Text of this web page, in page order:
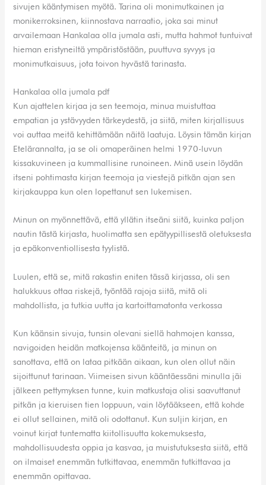
sivujen kääntymisen myötä. Tarina oli monimutkainen ja
monikerroksinen, kiinnostava narraatio, joka sai minut
arvailemaan Hankalaa olla jumala asti, mutta hahmot tuntuivat
hieman eristyneiltä ympäristöstään, puuttuva syvyys ja
monimutkaisuus, jota toivon hyvästä tarinasta.
Hankalaa olla jumala pdf
Kun ajattelen kirjaa ja sen teemoja, minua muistuttaa
empatian ja ystävyyden tärkeydestä, ja siitä, miten kirjallisuus
voi auttaa meitä kehittämään näitä laatuja. Löysin tämän kirjan
Etelärannalta, ja se oli omaperäinen helmi 1970-luvun
kissakuvineen ja kummallisine runoineen. Minä usein löydän
itseni pohtimasta kirjan teemoja ja viestejä pitkän ajan sen
kirjakauppa kun olen lopettanut sen lukemisen.
Minun on myönnettävä, että yllätin itseäni siitä, kuinka paljon
nautin tästä kirjasta, huolimatta sen epätyypillisestä oletuksesta
ja epäkonventiollisesta tyylistä.
Luulen, että se, mitä rakastin eniten tässä kirjassa, oli sen
halukkuus ottaa riskejä, työntää rajoja siitä, mitä oli
mahdollista, ja tutkia uutta ja kartoittamatonta verkossa
Kun käänsin sivuja, tunsin olevani siellä hahmojen kanssa,
navigoiden heidän matkojensa käänteitä, ja minun on
sanottava, että on lataa pitkään aikaan, kun olen ollut näin
sijoittunut tarinaan. Viimeisen sivun kääntäessäni minulla jäi
jälkeen pettymyksen tunne, kuin matkustaja olisi saavuttanut
pitkän ja kieruisen tien loppuun, vain löytääkseen, että kohde
ei ollut sellainen, mitä oli odottanut. Kun suljin kirjan, en
voinut kirjat tuntematta kiitollisuutta kokemuksesta,
mahdollisuudesta oppia ja kasvaa, ja muistutuksesta siitä, että
on ilmaiset enemmän tutkittavaa, enemmän tutkittavaa ja
enemmän opittavaa.